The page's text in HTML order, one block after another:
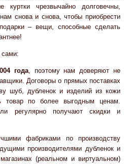
чрезвычайно долговечны,
снова и снова, чтобы приобрести
– вещи, способные сделать
сами:
года, поэтому нам доверяют не
Договоры о прямых поставках
шуб, дубленок и изделий из кожи
товар по более выгодным ценам.
регулярно получают скидки и
фабриками по производству
производителями дубленок и
(реальном и виртуальном)